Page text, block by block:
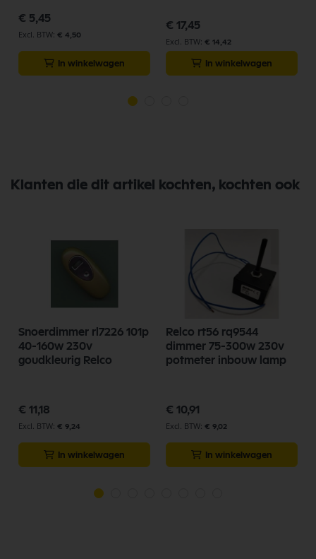
€ 5,45
€ 4,50
In winkelwagen
€ 17,45
€ 14,42
In winkelwagen
Klanten die dit artikel kochten, kochten ook
Snoerdimmer rl7226 101p
40-160w 230v
goudkleurig Relco
€ 11,18
€ 9,24
In winkelwagen
Relco rt56 rq9544
dimmer 75-300w 230v
potmeter inbouw lamp
€ 10,91
€ 9,02
In winkelwagen